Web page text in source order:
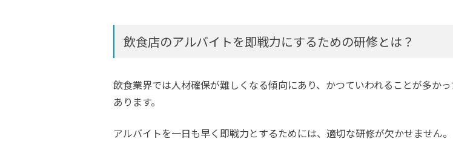
飲食店のアルバイトを即戦力にするための研修とは？
飲食業界では人材確保が難しくなる傾向にあり、かつていわれることが多か
あります。
アルバイトを一日も早く即戦力とするためには、適切な研修が欠かせません。